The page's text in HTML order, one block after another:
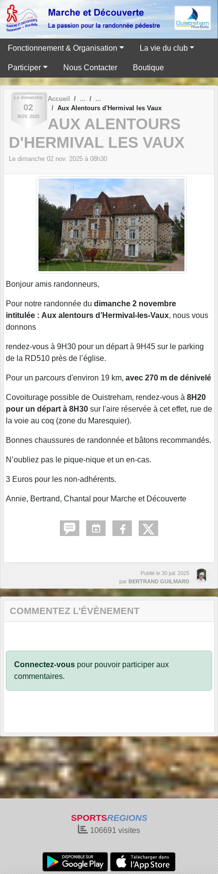
Fonctionnement & Organisation La vie du club
Participer Nous Contacter Boutique
Le dimanche
02
NOV. 2025
Accueil
Aux Alentours d'Hermival les Vaux
AUX ALENTOURS
D'HERMIVAL LES VAUX
Le dimanche 02 nov. 2025 à 08h30
Bonjour amis randonneurs,
Pour notre randonnée du dimanche 2 novembre
intitulée : Aux alentours d’Hermival-les-Vaux, nous vous
donnons
rendez-vous à 9H30 pour un départ à 9H45 sur le parking
de la RD510 près de l’église.
Pour un parcours d'environ 19 km, avec 270 m de dénivelé
Covoiturage possible de Ouistreham, rendez-vous à 8H20
pour un départ à 8H30 sur l'aire réservée à cet effet, rue de
la voie au coq (zone du Maresquier).
Bonnes chaussures de randonnée et bâtons recommandés.
N’oubliez pas le pique-nique et un en-cas.
3 Euros pour les non-adhérents.
Annie, Bertrand, Chantal pour Marche et Découverte
Publié le 30 juil. 2025
par BERTRAND GUILMARD
COMMENTEZ L’ÉVÈNEMENT
Connectez-vous pour pouvoir participer aux
commentaires.
SPORTSREGIONS
106691 visites
Panneau de gestion des cookies